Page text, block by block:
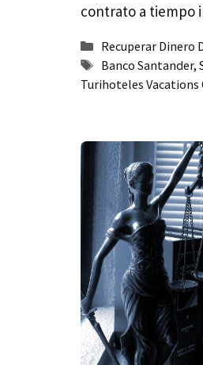
contrato a tiempo
Categorías
Recuperar Dinero
Etiquetas
Banco Santander,
Turihoteles Vacations